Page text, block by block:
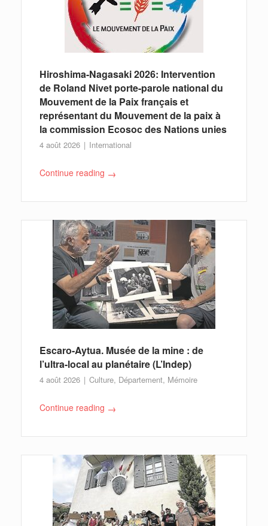
Hiroshima-Nagasaki 2026: Intervention
de Roland Nivet porte-parole national du
Mouvement de la Paix français et
représentant du Mouvement de la paix à
la commission Ecosoc des Nations unies
4 août 2026 International
Continue reading →
Escaro-Aytua. Musée de la mine : de
l’ultra-local au planétaire (L’Indep)
4 août 2026 Culture, Département, Mémoire
Continue reading →